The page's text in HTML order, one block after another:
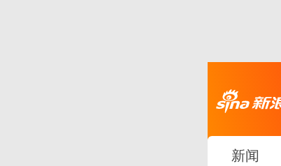
新闻